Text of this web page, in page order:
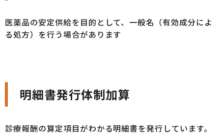
医薬品の安定供給を目的として、一般名（有効成分によ
る処方）を行う場合があります
明細書発行体制加算
診療報酬の算定項目がわかる明細書を発行しています。